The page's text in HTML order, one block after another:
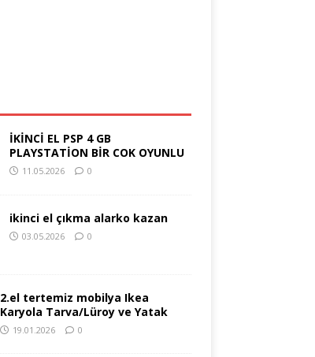
İKİNCİ EL PSP 4 GB
PLAYSTATİON BİR COK OYUNLU
11.05.2026 0
ikinci el çıkma alarko kazan
03.05.2026 0
2.el tertemiz mobilya Ikea
Karyola Tarva/Lüroy ve Yatak
19.01.2026 0